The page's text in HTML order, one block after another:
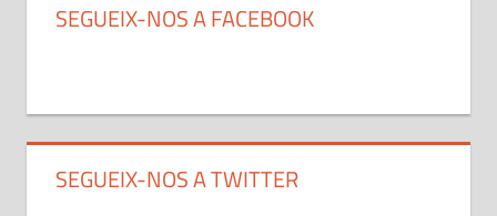
SEGUEIX-NOS A FACEBOOK
SEGUEIX-NOS A TWITTER